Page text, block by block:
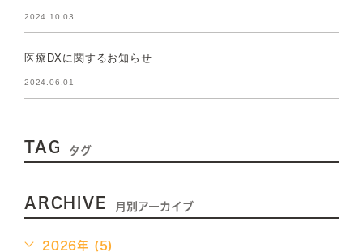
2024.10.03
医療DXに関するお知らせ
2024.06.01
TAG タグ
ARCHIVE 月別アーカイブ
2026年 (5)